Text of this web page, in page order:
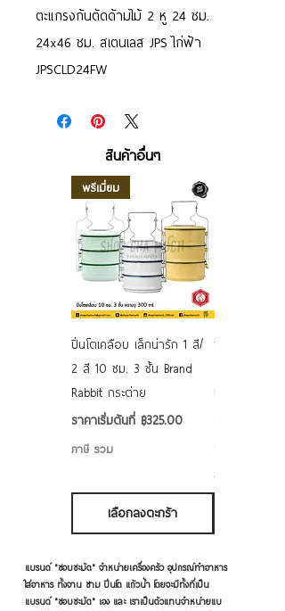
ตะแกรงก้นตัดด้ามไม้ 2 หู 24 ซม.
24x46 ซม. สเตนเลส JPS ไก่ฟ้า
JPSCLD24FW
สินค้าอื่นๆ
พรีเมี่ยม
ปิ่นโตเคลือบ เล็กน่ารัก 1 สี/
2 สี 10 ซม. 3 ชั้น Brand
Rabbit กระต่าย
ราคาเริ่มต้นที่ ฿325.00
ราคาขายลด
ภาษี รวม
เลือกลงตะกร้า
ชามเคลือบ
ภาษี รวม
แบรนด์ "ชอบชะมัด" จำหน่ายเครื่องครัว อุปกรณ์ทำอาหาร
ใส่อาหาร ทั้งจาน ชาม ปิ่นโต แก้วน้ำ โดยจะมีทั้งที่เป็น
แบรนด์ "ชอบชะมัด" เอง และ เราเป็นตัวแทนจำหน่ายแบ